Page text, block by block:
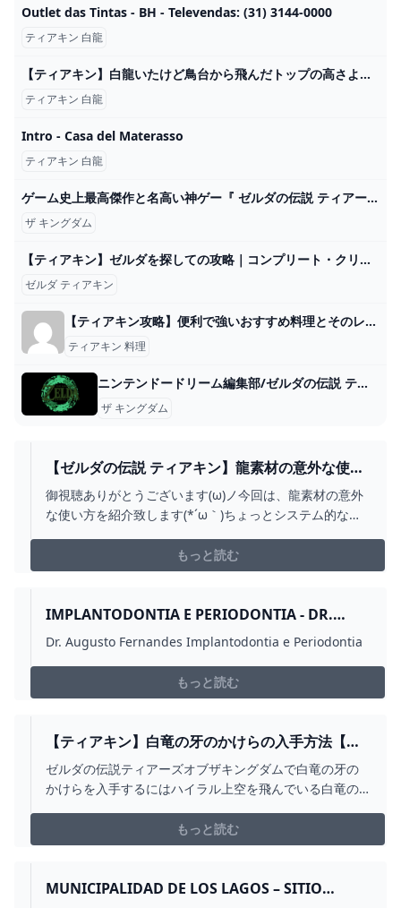
Outlet das Tintas - BH - Televendas: (31) 3144-0000
ティアキン 白龍
【ティアキン】白龍いたけど鳥台から飛んだトップの高さより上にいて乗れないんだけどどうすれば？ : ゼルダの伝説 ティアーズ オブ ザ キングダム攻略まとめ速報
ティアキン 白龍
Intro - Casa del Materasso
ティアキン 白龍
ゲーム史上最高傑作と名高い神ゲー『 ゼルダの伝説 ティアーズ オブ ザ キングダム 』#7 - YouTube
ザ キングダム
【ティアキン】ゼルダを探しての攻略｜コンプリート・クリアにならないのはなぜ？【ゼルダの伝説ティアーズオブザキングダム】｜ゲームエイト
ゼルダ ティアキン
【ティアキン攻略】便利で強いおすすめ料理とそのレシピの紹介です♪【ゼルダの伝説】 » ありすたーたのヘブバン攻略ブログ
ティアキン 料理
ニンテンドードリーム編集部/ゼルダの伝説 ティアーズ オブ ザ キングダム マスターワークス
ザ キングダム
【ゼルダの伝説 ティアキン】龍素材の意外な使い
方( *´艸｀) - YOUTUBE
御視聴ありがとうございます(ω)ノ今回は、龍素材の意外
な使い方を紹介致します(*´ω｀)ちょっとシステム的な部
なと思い編集、投稿致しました(;´∀｀)何か面白い事を自分
で考えて見たかったのですが、考えて考えて閃きません
もっと読む
IMPLANTODONTIA E PERIODONTIA - DR.
AUGUSTO FERNANDESDr. Augusto Fernandes Implantodontia e Periodontia
もっと読む
【ティアキン】白竜の牙のかけらの入手方法【ゼ
ルダの伝説ティアーズオブザキングダム】
ゼルダの伝説ティアーズオブザキングダムで白竜の牙の
かけらを入手するにはハイラル上空を飛んでいる白竜の
んでいますので鳥望台から飛んで周囲を確認。見当た
もっと読む
MUNICIPALIDAD DE LOS LAGOS – SITIO